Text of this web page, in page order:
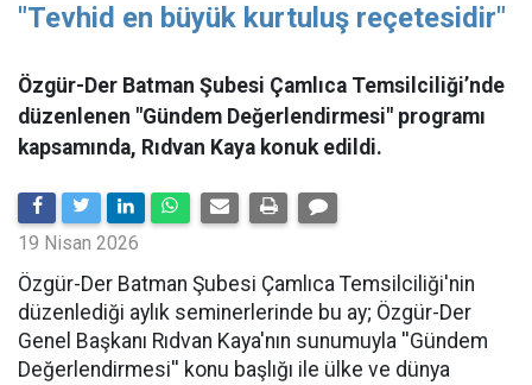
"Tevhid en büyük kurtuluş reçetesidir"
Özgür-Der Batman Şubesi Çamlıca Temsilciliği’nde
düzenlenen "Gündem Değerlendirmesi" programı
kapsamında, Rıdvan Kaya konuk edildi.
19 Nisan 2026
​Özgür-Der Batman Şubesi Çamlıca Temsilciliği'nin
düzenlediği aylık seminerlerinde bu ay; Özgür-Der
Genel Başkanı Rıdvan Kaya'nın sunumuyla ''Gündem
Değerlendirmesi'' konu başlığı ile ülke ve dünya